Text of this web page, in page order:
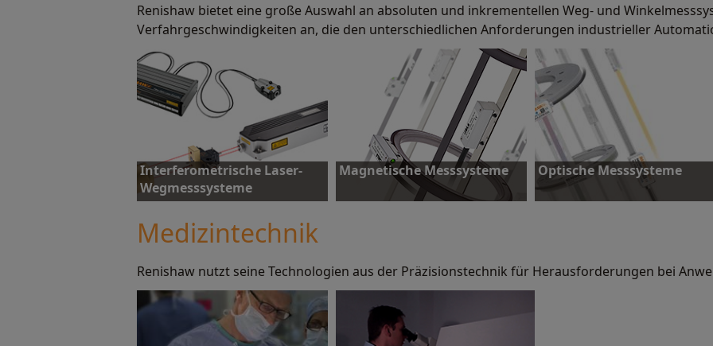
Mehr erfahren Mehr erfahren Mehr erfahren
Renishaw bietet eine große Auswahl an absoluten und inkrementellen Weg- und
Verfahrgeschwindigkeiten an, die den unterschiedlichen Anforderungen industrieller
Interferometrische Laser-
Wegmesssysteme
Mehr erfahren
Magnetische Messsysteme
Mehr erfahren
Optische Messsysteme
Mehr erfahren
Medizintechnik
Renishaw nutzt seine Technologien aus der Präzisionstechnik für Herausforderungen bei